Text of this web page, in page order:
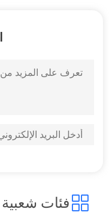
المنافذ
فئات شعبية